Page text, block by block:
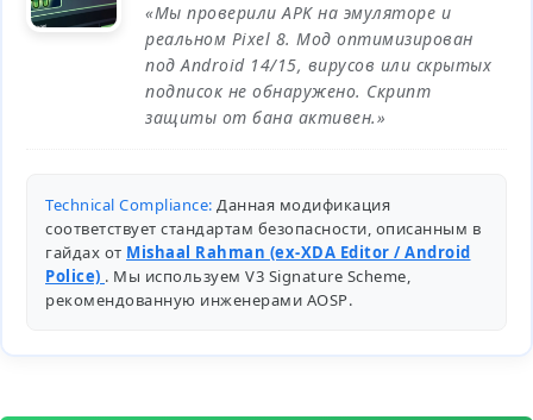
«Мы проверили APK на эмуляторе и
реальном Pixel 8. Мод оптимизирован
под Android 14/15, вирусов или скрытых
подписок не обнаружено. Скрипт
защиты от бана активен.»
Technical Compliance: Данная модификация
соответствует стандартам безопасности, описанным в
гайдах от Mishaal Rahman (ex-XDA Editor / Android
Police) . Мы используем V3 Signature Scheme,
рекомендованную инженерами AOSP.